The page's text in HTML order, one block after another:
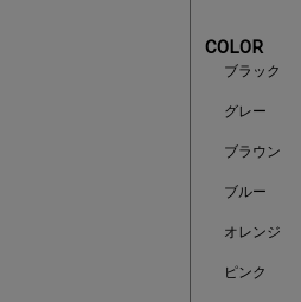
COLOR
ブラック
グレー
ブラウン
ブルー
オレンジ
ピンク